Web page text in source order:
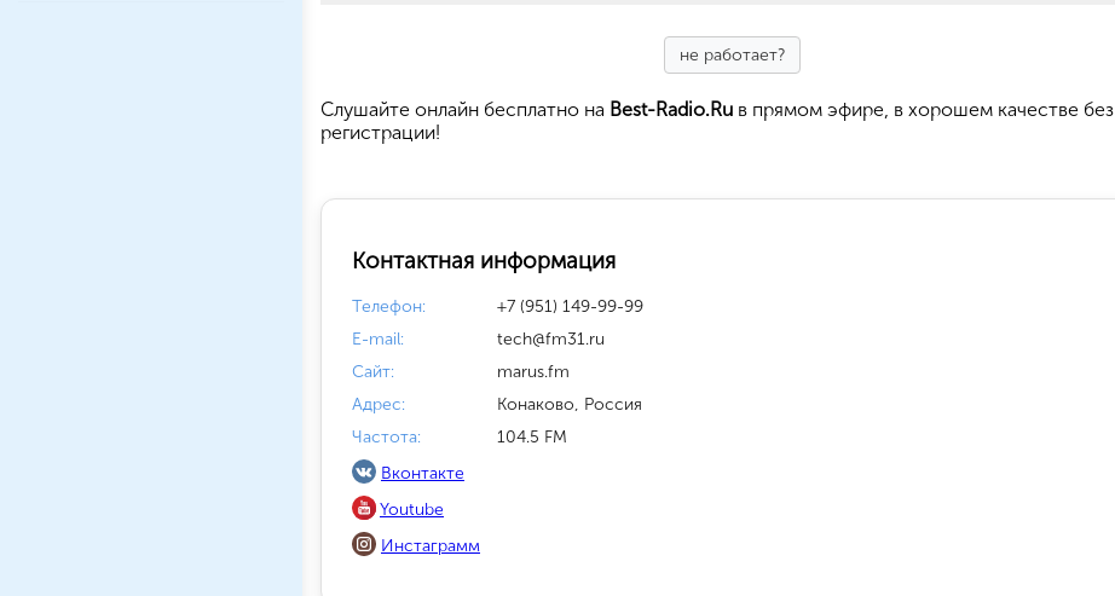
не работает?
Cлушайте онлайн бесплатно на Best-Radio.Ru в прямом эфире, в хорошем качестве без
регистрации!
Контактная информация
Телефон:
+7 (951) 149-99-99
E-mail:
tech@fm31.ru
Сайт:
marus.fm
Адрес:
Конаково, Россия
Частота:
104.5 FM
Вконтакте
Youtube
Инстаграмм